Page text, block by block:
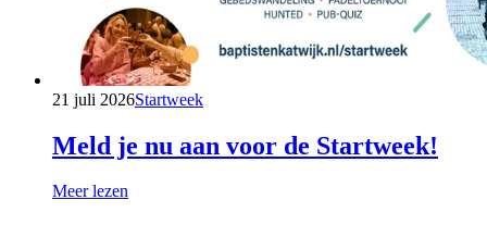
21 juli 2026Startweek
Meld je nu aan voor de Startweek!
Meer lezen